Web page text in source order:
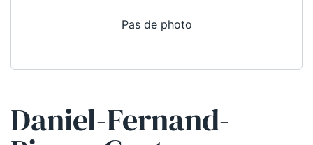
Pas de photo
Daniel-Fernand-
Qui sommes-nous ?